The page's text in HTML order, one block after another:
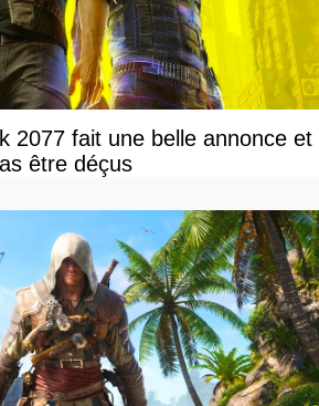
2077 fait une belle annonce et
être déçus